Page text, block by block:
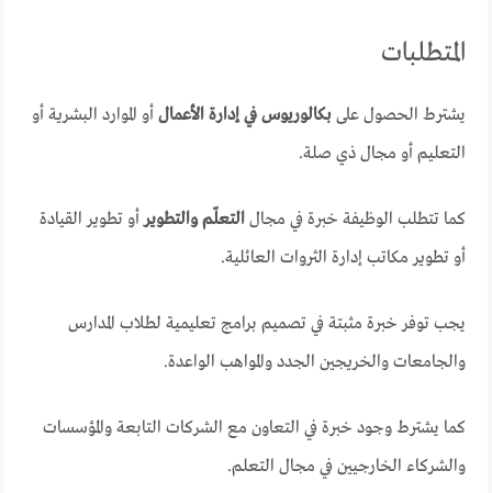
المتطلبات
يشترط الحصول علىبكالوريوس في إدارة الأعمال أو الموارد البشرية أو
التعليم أو مجال ذي صلة.
كما تتطلب الوظيفة خبرة في مجالالتعلّم والتطويرأو تطوير القيادة
أو تطوير مكاتب إدارة الثروات العائلية.
يجب توفر خبرة مثبتة في تصميم برامج تعليمية لطلاب المدارس
والجامعات والخريجين الجدد والمواهب الواعدة.
كما يشترط وجود خبرة في التعاون مع الشركات التابعة والمؤسسات
والشركاء الخارجيين في مجال التعلم.